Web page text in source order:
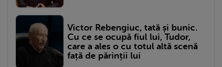
Victor Rebengiuc, tată și bunic.
Cu ce se ocupă fiul lui, Tudor,
care a ales o cu totul altă scenă
față de părinții lui